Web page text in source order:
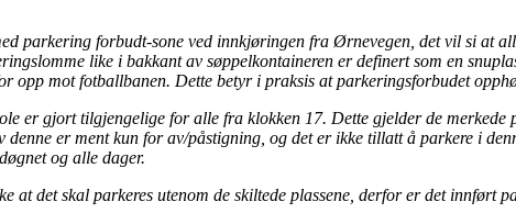
parkering forbudt-sone ved innkjøringen fra Ørnevegen, det vil si at
like i bakkant av søppelkontaineren er definert som en
opp mot fotballbanen. Dette betyr i praksis at parkeringsforbudet
er gjort tilgjengelige for alle fra klokken 17. Dette gjelder de
denne er ment kun for av/påstigning, og det er ikke tillatt å parkere i
og alle dager.
at det skal parkeres utenom de skiltede plassene, derfor er det